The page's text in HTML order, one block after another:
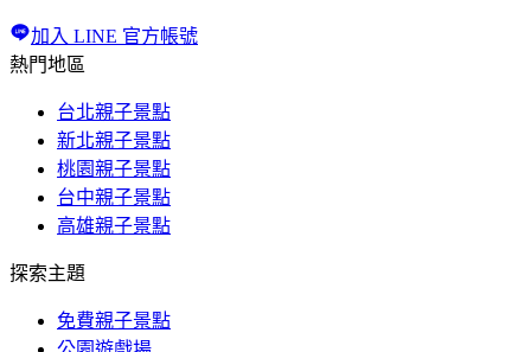
加入 LINE 官方帳號
熱門地區
台北親子景點
新北親子景點
桃園親子景點
台中親子景點
高雄親子景點
探索主題
免費親子景點